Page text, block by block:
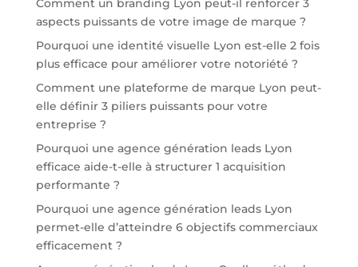
Comment un branding Lyon peut-il renforcer 3
aspects puissants de votre image de marque ?
Pourquoi une identité visuelle Lyon est-elle 2 fois
plus efficace pour améliorer votre notoriété ?
Comment une plateforme de marque Lyon peut-
elle définir 3 piliers puissants pour votre
entreprise ?
Pourquoi une agence génération leads Lyon
efficace aide-t-elle à structurer 1 acquisition
performante ?
Pourquoi une agence génération leads Lyon
permet-elle d’atteindre 6 objectifs commerciaux
efficacement ?